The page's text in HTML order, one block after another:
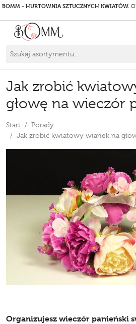
BOMM - HURTOWNIA SZTUCZNYCH KWIATÓW.
Jak zrobić
głowę na wieczór
Start
Porady
Jak zrobić kwiatowy wianek na
Organizujesz wieczór panieński